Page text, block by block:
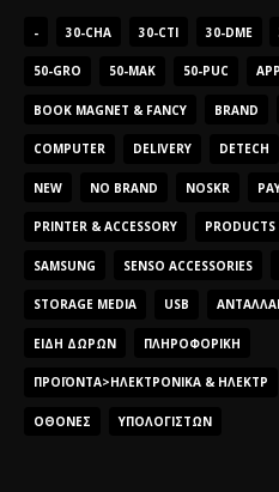
- 30-CHA 30-CTI 30-DME
50-GRO 50-MAK 50-PUC
BOOK MAGNET & FANCY BRAND
COMPUTER DELIVERY DETECH
NEW NO BRAND NOSKR
PRINTER & ACCESSORY PRODUCTS
SAMSUNG SENSO ACCESSORIES
STORAGE MEDIA USB
ΕΊΔΗ ΔΏΡΩΝ ΠΛΗΡΟΦΟΡΙΚΉ
ΠΡΟΪΌΝΤΑ>ΗΛΕΚΤΡΟΝΙΚΆ & ΗΛΕΚΤΡ
ΟΘΌΝΕΣ ΥΠΟΛΟΓΙΣΤΏΝ